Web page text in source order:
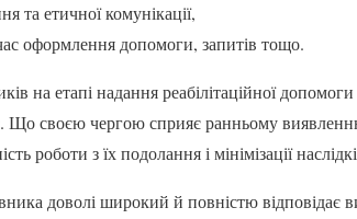
та етичної комунікації,
оформлення допомоги, запитів тощо.
на етапі надання реабілітаційної допомоги
Що своєю чергою сприяє ранньому
роботи з їх подолання і мінімізації
доволі широкий й повністю відповідає